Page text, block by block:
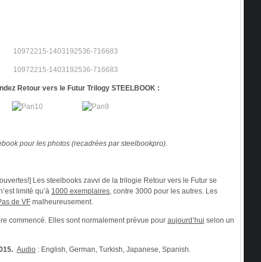
Retour vers le Futur Trilogy STEELBOOK :
pour les photos (recadrées par steelbookpro).
Les steelbooks zavvi de la trilogie Retour vers le Futur se
limité qu’à 1000 exemplaires, contre 3000 pour les autres. Les
de VF malheureusement.
commencé. Elles sont normalement prévue pour aujourd’hui selon un
Audio : English, German, Turkish, Japanese, Spanish.